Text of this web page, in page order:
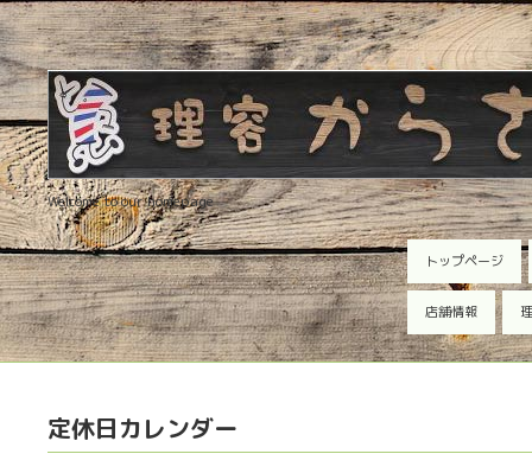
Welcome to our homepage
トップページ
店舗情報
定休日カレンダー